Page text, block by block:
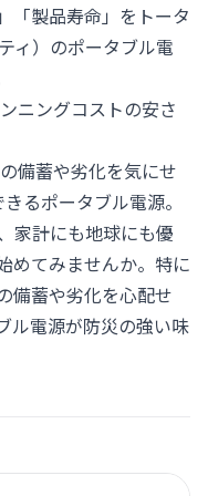
「製品寿命」をトータ
ィ）のポータブル電
ニングコストの安さ
備蓄や劣化を気にせ
るポータブル電源。
家計にも地球にも優
めてみませんか。特に
備蓄や劣化を心配せ
ル電源が防災の強い味